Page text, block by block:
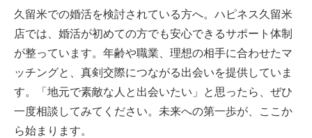
久留米での婚活を検討されている方へ。ハピネス久留米
店では、婚活が初めての方でも安心できるサポート体制
が整っています。年齢や職業、理想の相手に合わせたマ
ッチングと、真剣交際につながる出会いを提供していま
す。「地元で素敵な人と出会いたい」と思ったら、ぜひ
一度相談してみてください。未来への第一歩が、ここか
ら始まります。